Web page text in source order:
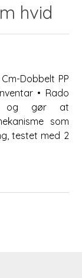
hvid
Dobbelt PP
• Rado
og gør at
som
testet med 2